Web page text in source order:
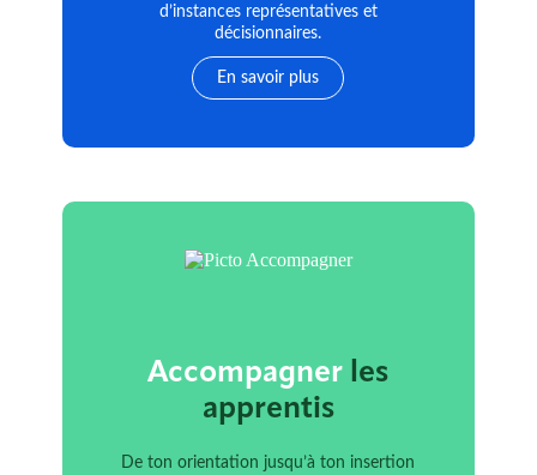
d’instances représentatives et
décisionnaires.
En savoir plus
Accompagner les
apprentis
De ton orientation jusqu’à ton insertion